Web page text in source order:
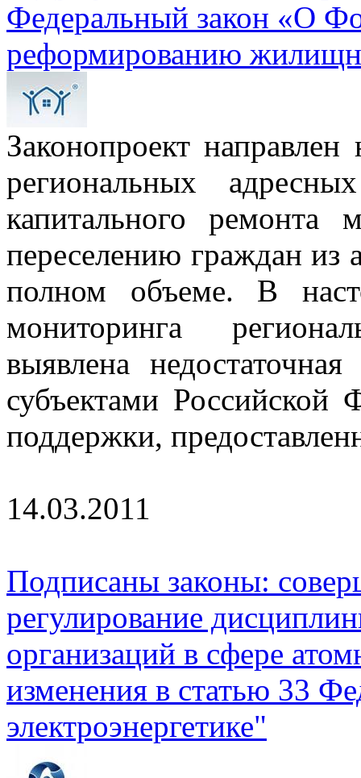
Федеральный закон «О
реформированию
Законопроект
региональных
капитального
переселению граждан из
полном объеме. В
мониторинга
выявлена
субъектами Российской
поддержки,
14.03.2011
Подписаны законы:
регулирование
организаций в сфере
изменения в статью 33
электроэнергетике"